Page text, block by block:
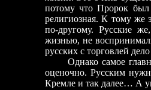
потому что Пророк был
религиозная. К тому же
по-другому. Русские
жизнью, не
русских с торговлей
Однако самое
оценочно. Русским
Кремле и так далее… А